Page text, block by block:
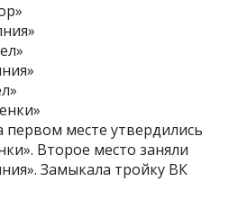
месте утвердились
Второе место заняли
Замыкала тройку ВК